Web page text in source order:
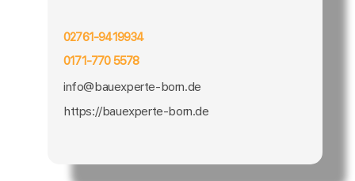
02761-9419934
0171-770 5578
info@bauexperte-born.de
https://bauexperte-born.de